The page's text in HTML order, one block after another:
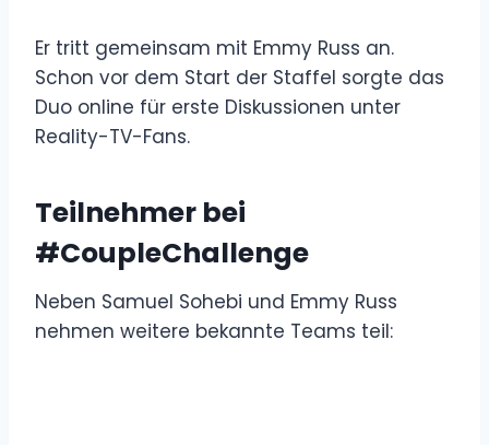
Er tritt gemeinsam mit Emmy Russ an.
Schon vor dem Start der Staffel sorgte das
Duo online für erste Diskussionen unter
Reality-TV-Fans.
Teilnehmer bei
#CoupleChallenge
Neben Samuel Sohebi und Emmy Russ
nehmen weitere bekannte Teams teil: